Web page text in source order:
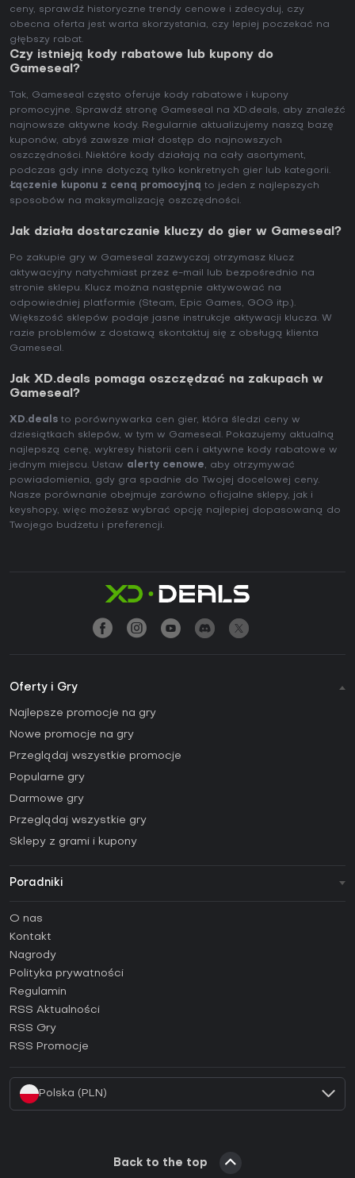
ceny, sprawdź historyczne trendy cenowe i zdecyduj, czy
obecna oferta jest warta skorzystania, czy lepiej poczekać na
głębszy rabat.
Czy istnieją kody rabatowe lub kupony do
Gameseal?
Tak, Gameseal często oferuje kody rabatowe i kupony
promocyjne. Sprawdź stronę Gameseal na XD.deals, aby znaleźć
najnowsze aktywne kody. Regularnie aktualizujemy naszą bazę
kuponów, abyś zawsze miał dostęp do najnowszych
oszczędności. Niektóre kody działają na cały asortyment,
podczas gdy inne dotyczą tylko konkretnych gier lub kategorii.
Łączenie kuponu z ceną promocyjną to jeden z najlepszych
sposobów na maksymalizację oszczędności.
Jak działa dostarczanie kluczy do gier w Gameseal?
Po zakupie gry w Gameseal zazwyczaj otrzymasz klucz
aktywacyjny natychmiast przez e-mail lub bezpośrednio na
stronie sklepu. Klucz można następnie aktywować na
odpowiedniej platformie (Steam, Epic Games, GOG itp.).
Większość sklepów podaje jasne instrukcje aktywacji klucza. W
razie problemów z dostawą skontaktuj się z obsługą klienta
Gameseal.
Jak XD.deals pomaga oszczędzać na zakupach w
Gameseal?
XD.deals to porównywarka cen gier, która śledzi ceny w
dziesiątkach sklepów, w tym w Gameseal. Pokazujemy aktualną
najlepszą cenę, wykresy historii cen i aktywne kody rabatowe w
jednym miejscu. Ustaw alerty cenowe, aby otrzymywać
powiadomienia, gdy gra spadnie do Twojej docelowej ceny.
Nasze porównanie obejmuje zarówno oficjalne sklepy, jak i
keyshopy, więc możesz wybrać opcję najlepiej dopasowaną do
Twojego budżetu i preferencji.
Oferty i Gry
Najlepsze promocje na gry
Nowe promocje na gry
Przeglądaj wszystkie promocje
Popularne gry
Darmowe gry
Przeglądaj wszystkie gry
Sklepy z grami i kupony
Poradniki
Poradniki
Jak aktywować klucz Steam (CD Key)?
Jak aktywować klucz Epic Games (CD Key)?
Jak aktywować klucz GOG (CD Key)?
Jak aktywować klucz Ubisoft Connect (CD Key)?
Jak aktywować klucz EA App (CD Key)?
O nas
Kontakt
Nagrody
Polityka prywatności
Regulamin
RSS Aktualności
RSS Gry
RSS Promocje
Polska (PLN)
Back to the top